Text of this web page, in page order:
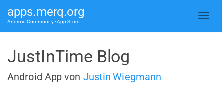
apps.merq.org
Android Community • App Store
JustInTime Blog
Android App von Justin Wiegmann